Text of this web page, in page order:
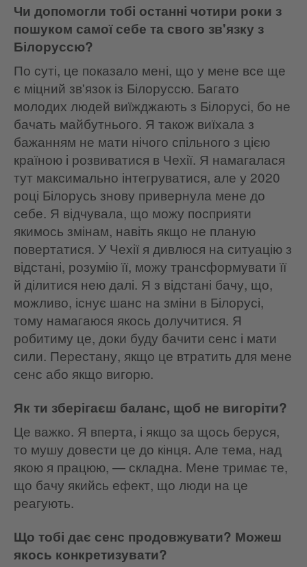
Чи допомогли тобі останні чотири роки з
пошуком самої себе та свого зв'язку з
Білоруссю?
По суті, це показало мені, що у мене все ще
є міцний зв'язок із Білоруссю. Багато
молодих людей виїжджають з Білорусі, бо не
бачать майбутнього. Я також виїхала з
бажанням не мати нічого спільного з цією
країною і розвиватися в Чехії. Я намагалася
тут максимально інтегруватися, але у 2020
році Білорусь знову привернула мене до
себе. Я відчувала, що можу посприяти
якимось змінам, навіть якщо не планую
повертатися. У Чехії я дивлюся на ситуацію з
відстані, розумію її, можу трансформувати її
й ділитися нею далі. Я з відстані бачу, що,
можливо, існує шанс на зміни в Білорусі,
тому намагаюся якось долучитися. Я
робитиму це, доки буду бачити сенс і мати
сили. Перестану, якщо це втратить для мене
сенс або якщо вигорю.
Як ти зберігаєш баланс, щоб не вигоріти?
Це важко. Я вперта, і якщо за щось беруся,
то мушу довести це до кінця. Але тема, над
якою я працюю, — складна. Мене тримає те,
що бачу якийсь ефект, що люди на це
реагують.
Що тобі дає сенс продовжувати? Можеш
якось конкретизувати?